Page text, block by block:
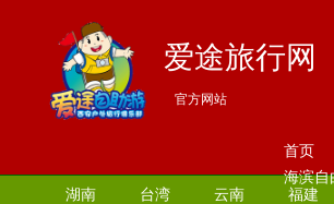
爱途旅行网
官方网站
首页
海滨自
湖南
台湾 云南 福建